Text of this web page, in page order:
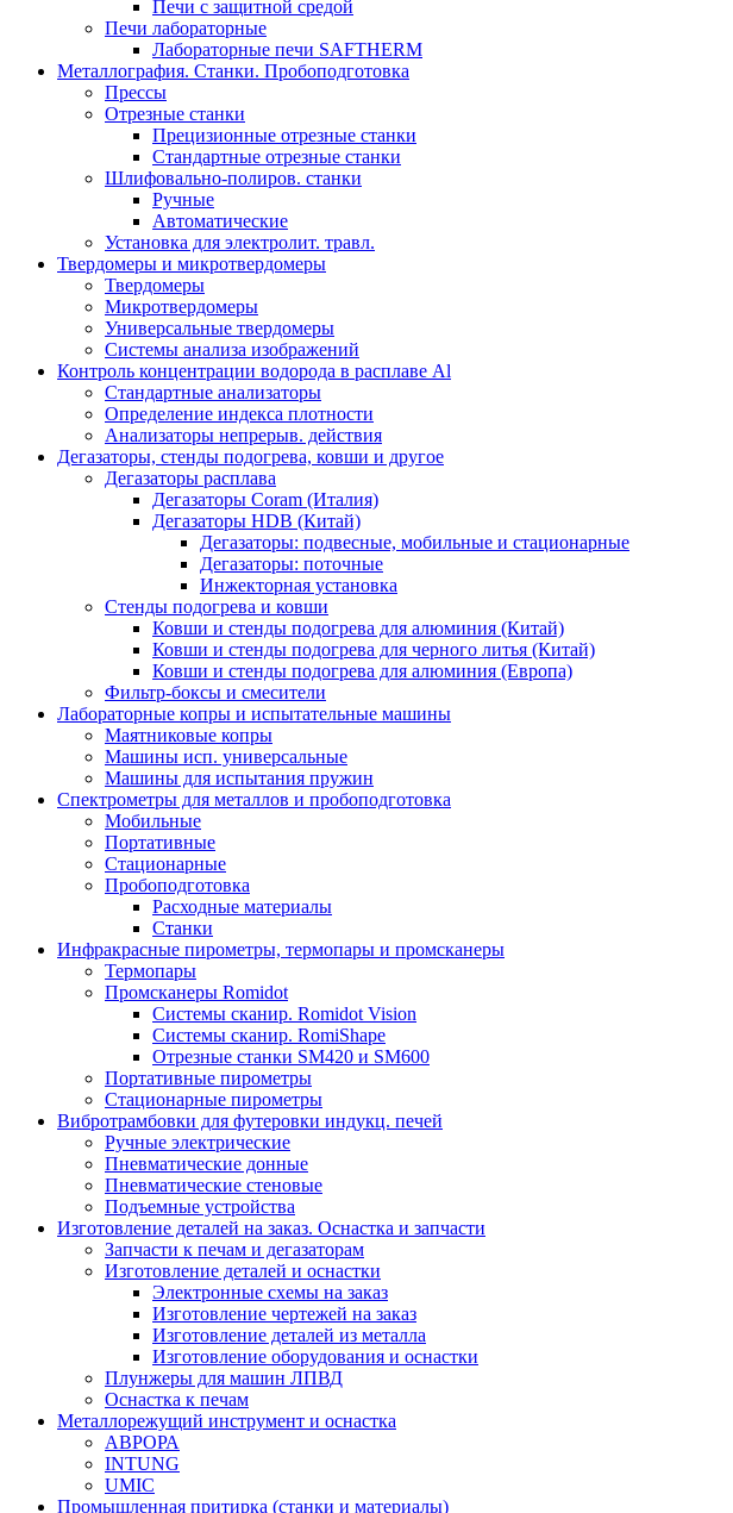
Печи с защитной средой
Печи лабораторные
Лабораторные печи SAFTHERM
Металлография. Станки. Пробоподготовка
Прессы
Отрезные станки
Прецизионные отрезные станки
Стандартные отрезные станки
Шлифовально-полиров. станки
Ручные
Автоматические
Установка для электролит. травл.
Твердомеры и микротвердомеры
Твердомеры
Микротвердомеры
Универсальные твердомеры
Системы анализа изображений
Контроль концентрации водорода в расплаве Al
Стандартные анализаторы
Определение индекса плотности
Анализаторы непрерыв. действия
Дегазаторы, стенды подогрева, ковши и другое
Дегазаторы расплава
Дегазаторы Coram (Италия)
Дегазаторы HDB (Китай)
Дегазаторы: подвесные, мобильные и стационарные
Дегазаторы: поточные
Инжекторная установка
Стенды подогрева и ковши
Ковши и стенды подогрева для алюминия (Китай)
Ковши и стенды подогрева для черного литья (Китай)
Ковши и стенды подогрева для алюминия (Европа)
Фильтр-боксы и смесители
Лабораторные копры и испытательные машины
Маятниковые копры
Машины исп. универсальные
Машины для испытания пружин
Спектрометры для металлов и пробоподготовка
Мобильные
Портативные
Стационарные
Пробоподготовка
Расходные материалы
Станки
Инфракрасные пирометры, термопары и промсканеры
Термопары
Промсканеры Romidot
Системы сканир. Romidot Vision
Системы сканир. RomiShape
Отрезные станки SM420 и SM600
Портативные пирометры
Стационарные пирометры
Вибротрамбовки для футеровки индукц. печей
Ручные электрические
Пневматические донные
Пневматические стеновые
Подъемные устройства
Изготовление деталей на заказ. Оснастка и запчасти
Запчасти к печам и дегазаторам
Изготовление деталей и оснастки
Электронные схемы на заказ
Изготовление чертежей на заказ
Изготовление деталей из металла
Изготовление оборудования и оснастки
Плунжеры для машин ЛПВД
Оснастка к печам
Металлорежущий инструмент и оснастка
АВРОРА
INTUNG
UMIC
Промышленная притирка (станки и материалы)